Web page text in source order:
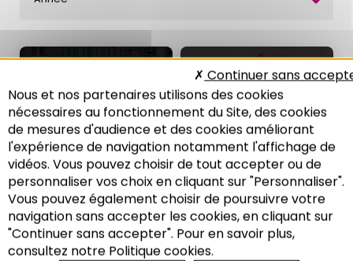
Recherche
Une accessibilité, des
accessibilités ?
12/2020
LES PLATEFORMES DE
L’ADEUS N°5
La Grande accessibilité dans le
Rhin Supérieur
Mobilité
Nous et nos partenaires utilisons des cookies
nécessaires au fonctionnement du Site, des cookies
de mesures d'audience et des cookies améliorant
l'expérience de navigation notamment l'affichage de
vidéos. Vous pouvez choisir de tout accepter ou de
personnaliser vos choix en cliquant sur "Personnaliser".
Vous pouvez également choisir de poursuivre votre
navigation sans accepter les cookies, en cliquant sur
"Continuer sans accepter". Pour en savoir plus,
consultez notre Politique cookies.
Continuer sans